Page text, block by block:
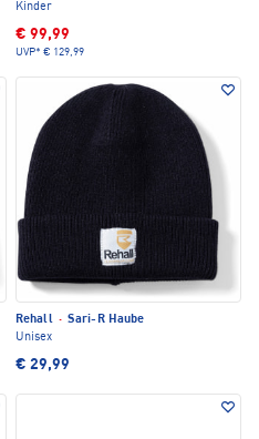
Kinder
€ 99,99
UVP* € 129,99
Rehall · Sari-R Haube
Unisex
€ 29,99